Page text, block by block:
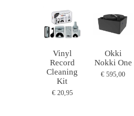
Vinyl
Record
Cleaning
Kit
€ 20,95
Okki
Nokki One
€ 595,00